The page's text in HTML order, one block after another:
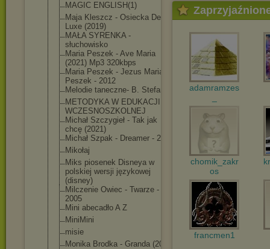
MAGIC ENGLISH(1)
Maja Kleszcz - Osiecka De
Luxe (2019)
MAŁA SYRENKA -
słuchowisko
Maria Peszek - Ave Maria
(2021) Mp3 320kbps
Maria Peszek - Jezus Maria
Peszek - 2012
Melodie taneczne- B. Stefan
METODYKA W EDUKACJI
WCZESNOSZKOLNEJ
Michał Szczygieł - Tak jak
chcę (2021)
Michał Szpak - Dreamer - 2018
Mikołaj
Miks piosenek Disneya w
polskiej wersji językowej
(disney)
Milczenie Owiec - Twarze -
2005
Mini abecadło A Z
MiniMini
misie
Monika Brodka - Granda (2010)
adamramzes
chomik_zakr
os
francmen1